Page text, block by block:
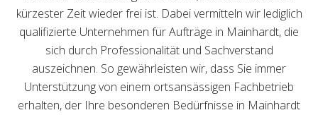
kürzester Zeit wieder frei ist. Dabei vermitteln wir lediglich
qualifizierte Unternehmen für Aufträge in Mainhardt, die
sich durch Professionalität und Sachverstand
auszeichnen. So gewährleisten wir, dass Sie immer
Unterstützung von einem ortsansässigen Fachbetrieb
erhalten, der Ihre besonderen Bedürfnisse in Mainhardt